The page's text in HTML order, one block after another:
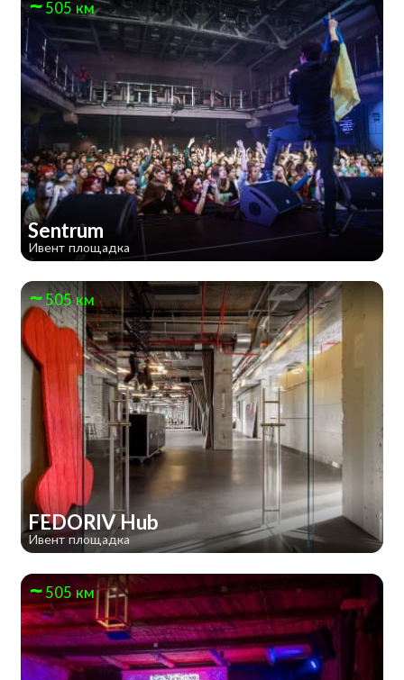
505 км
Sentrum
Ивент площадка
505 км
FEDORIV Hub
Ивент площадка
505 км